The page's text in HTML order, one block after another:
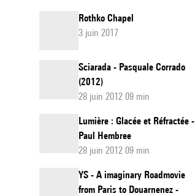
Rothko Chapel
3 juin 2017
Sciarada - Pasquale Corrado
(2012)
28 juin 2012 09 min
Lumière : Glacée et Réfractée -
Paul Hembree
28 juin 2012 09 min
YS - A imaginary Roadmovie
from Paris to Douarnenez -